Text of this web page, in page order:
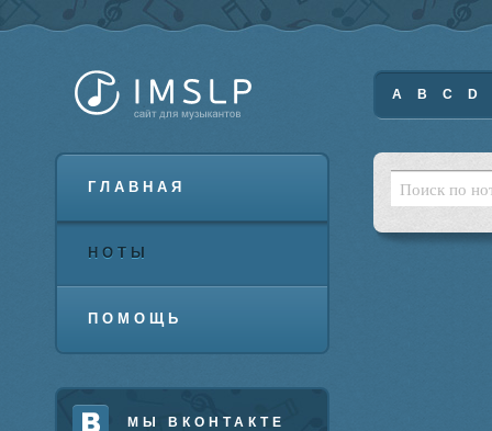
ГЛАВНАЯ
НОТЫ
ПОМОЩЬ
МЫ ВКОНТАКТЕ
A B C D